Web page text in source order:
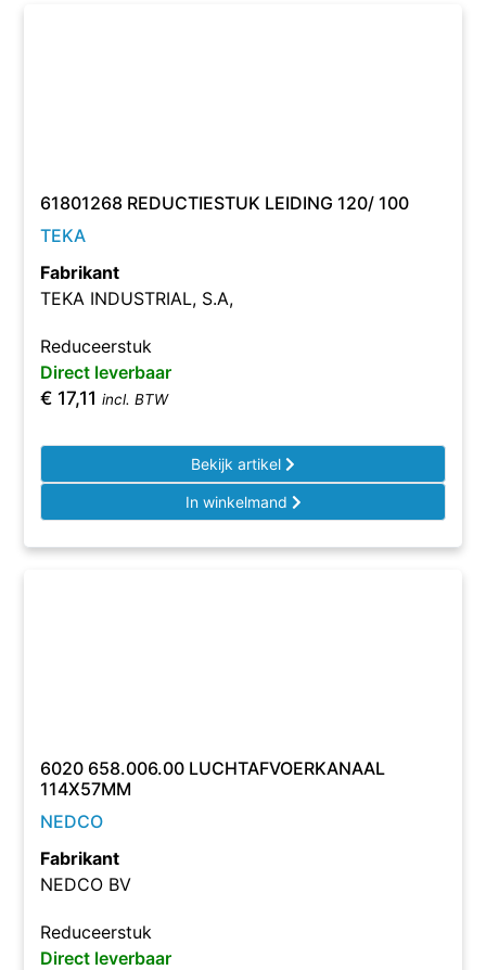
61801268 REDUCTIESTUK LEIDING 120/ 100
TEKA
Fabrikant
TEKA INDUSTRIAL, S.A,
Reduceerstuk
Direct leverbaar
€ 17,11 incl. BTW
Bekijk artikel
In winkelmand
6020 658.006.00 LUCHTAFVOERKANAAL
114X57MM
NEDCO
Fabrikant
NEDCO BV
Reduceerstuk
Direct leverbaar